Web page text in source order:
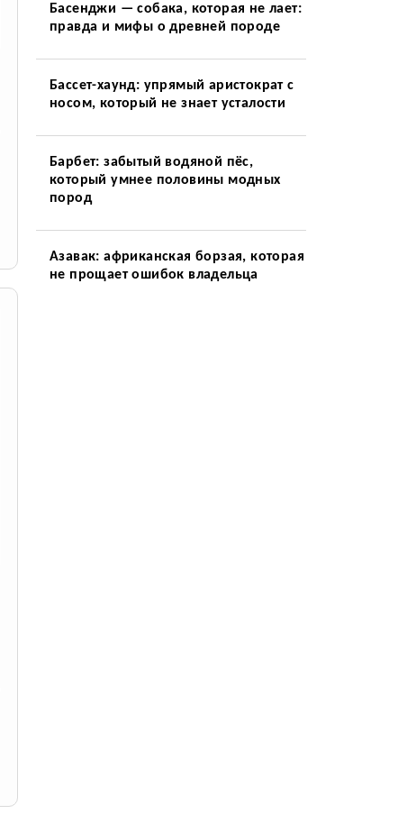
Басенджи — собака, которая не лает:
правда и мифы о древней породе
Бассет-хаунд: упрямый аристократ с
носом, который не знает усталости
Барбет: забытый водяной пёс,
который умнее половины модных
пород
Азавак: африканская борзая, которая
не прощает ошибок владельца